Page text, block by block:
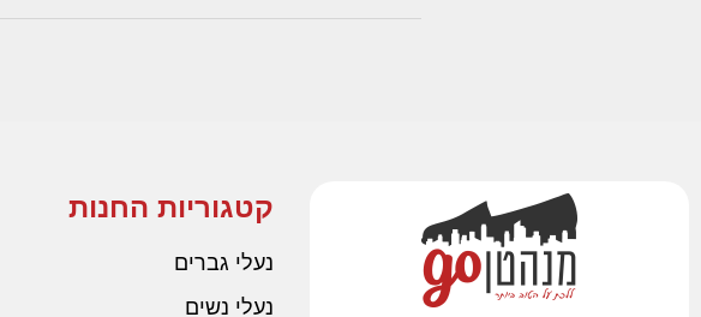
קטגוריות החנות
נעלי גברים
נעלי נשים